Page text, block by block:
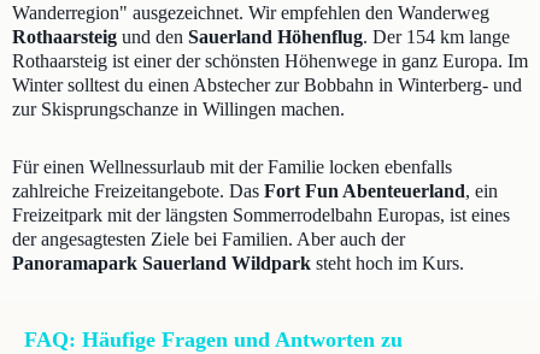
Wanderregion" ausgezeichnet. Wir empfehlen den Wanderweg
Rothaarsteig und den Sauerland Höhenflug. Der 154 km lange
Rothaarsteig ist einer der schönsten Höhenwege in ganz Europa. Im
Winter solltest du einen Abstecher zur Bobbahn in Winterberg- und
zur Skisprungschanze in Willingen machen.
Für einen Wellnessurlaub mit der Familie locken ebenfalls
zahlreiche Freizeitangebote. Das Fort Fun Abenteuerland, ein
Freizeitpark mit der längsten Sommerrodelbahn Europas, ist eines
der angesagtesten Ziele bei Familien. Aber auch der
Panoramapark Sauerland Wildpark steht hoch im Kurs.
FAQ: Häufige Fragen und Antworten zu